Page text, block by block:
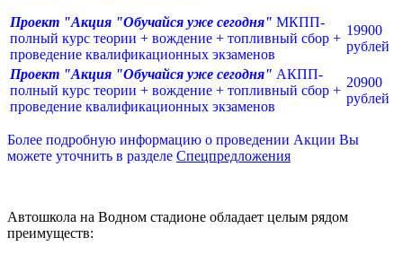
Проект "Акция "Обучайся уже сегодня" МКПП-
полный курс теории + вождение + топливный сбор +
проведение квалификационных экзаменов
19900
рублей
Проект "Акция "Обучайся уже сегодня" АКПП-
полный курс теории + вождение + топливный сбор +
проведение квалификационных экзаменов
20900
рублей
Более подробную информацию о проведении Акции Вы
можете уточнить в разделе Спецпредложения
Автошкола на Водном стадионе обладает целым рядом
преимуществ: